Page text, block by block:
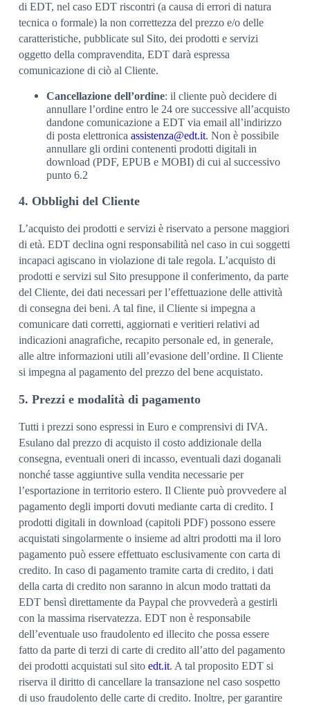
di EDT, nel caso EDT riscontri (a causa di errori di natura
tecnica o formale) la non correttezza del prezzo e/o delle
caratteristiche, pubblicate sul Sito, dei prodotti e servizi
oggetto della compravendita, EDT darà espressa
comunicazione di ciò al Cliente.
Cancellazione dell’ordine: il cliente può decidere di
annullare l’ordine entro le 24 ore successive all’acquisto
dandone comunicazione a EDT via email all’indirizzo
di posta elettronicaassistenza@edt.it. Non è possibile
annullare gli ordini contenenti prodotti digitali in
download (PDF, EPUB e MOBI) di cui al successivo
punto 6.2
4. Obblighi del Cliente
L’acquisto dei prodotti e servizi è riservato a persone maggiori
di età. EDT declina ogni responsabilità nel caso in cui soggetti
incapaci agiscano in violazione di tale regola. L’acquisto di
prodotti e servizi sul Sito presuppone il conferimento, da parte
del Cliente, dei dati necessari per l’effettuazione delle attività
di consegna dei beni. A tal fine, il Cliente si impegna a
comunicare dati corretti, aggiornati e veritieri relativi ad
indicazioni anagrafiche, recapito personale ed, in generale,
alle altre informazioni utili all’evasione dell’ordine. Il Cliente
si impegna al pagamento del prezzo del bene acquistato.
5. Prezzi e modalità di pagamento
Tutti i prezzi sono espressi in Euro e comprensivi di IVA.
Esulano dal prezzo di acquisto il costo addizionale della
consegna, eventuali oneri di incasso, eventuali dazi doganali
nonché tasse aggiuntive sulla vendita necessarie per
l’esportazione in territorio estero. Il Cliente può provvedere al
pagamento degli importi dovuti mediante carta di credito. I
prodotti digitali in download (capitoli PDF) possono essere
acquistati singolarmente o insieme ad altri prodotti ma il loro
pagamento può essere effettuato esclusivamente con carta di
credito. In caso di pagamento tramite carta di credito, i dati
della carta di credito non saranno in alcun modo trattati da
EDT bensì direttamente da Paypal che provvederà a gestirli
con la massima riservatezza. EDT non è responsabile
dell’eventuale uso fraudolento ed illecito che possa essere
fatto da parte di terzi di carte di credito all’atto del pagamento
dei prodotti acquistati sul sito edt.it. A tal proposito EDT si
riserva il diritto di cancellare la transazione nel caso sospetto
di uso fraudolento delle carte di credito. Inoltre, per garantire